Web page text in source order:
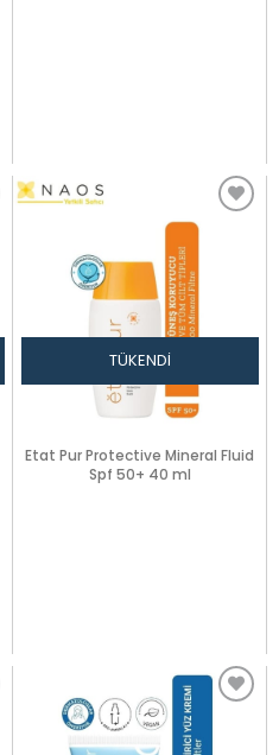
TÜKENDI
Etat Pur Protective Mineral Fluid
Spf 50+ 40 ml